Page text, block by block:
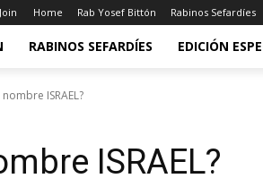
Home Rab Yosef Bittón Rabinos Sefardíes
RABINOS SEFARDÍES EDICIÓN
ISRAEL?
ISRAEL?